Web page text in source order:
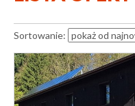
Sortowanie: